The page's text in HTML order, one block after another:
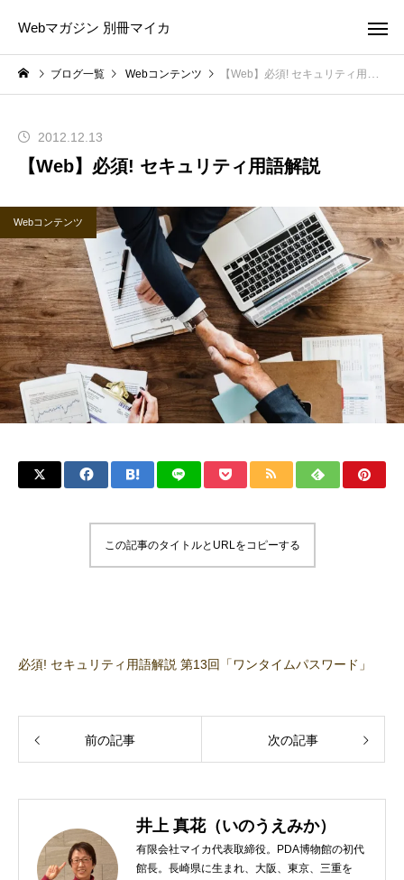
Webマガジン 別冊マイカ
ブログ一覧 Webコンテンツ 【Web】必須! セキュリティ用語解説
2012.12.13
【Web】必須! セキュリティ用語解説
Webコンテンツ
この記事のタイトルとURLをコピーする
必須! セキュリティ用語解説 第13回「ワンタイムパスワード」
前の記事 次の記事
井上 真花（いのうえみか）
有限会社マイカ代表取締役。PDA博物館の初代
館長。長崎県に生まれ、大阪、東京、三重を